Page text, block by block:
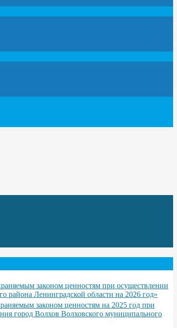
законом ценностям при осуществлении
района Ленинградской области на 2026 год»
законом ценностям на 2025 год при
город Волхов Волховского муниципального